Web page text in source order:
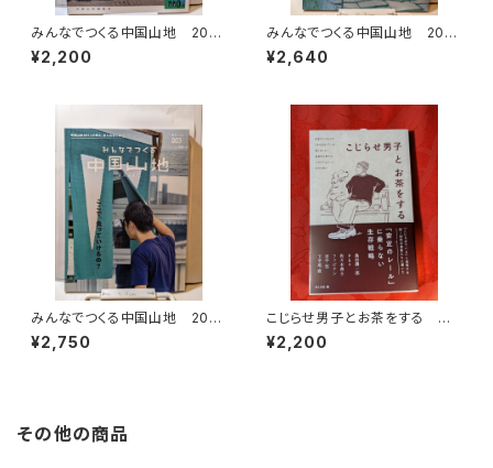
みんなでつくる中国山地 2019
№0（のろし号） 過疎は終わ
った！
¥2,200
みんなでつくる中国山地 202
0 №1 地元から世界を創り直
す！
¥2,640
みんなでつくる中国山地 2022
№3 ここで食っていけるの？
¥2,750
こじらせ男子とお茶をする 月
と文社編
¥2,200
その他の商品